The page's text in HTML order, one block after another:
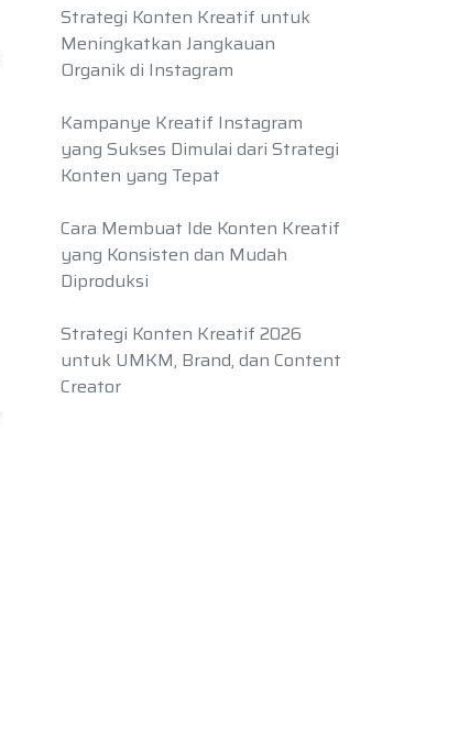
Strategi Konten Kreatif untuk
Meningkatkan Jangkauan
Organik di Instagram
Kampanye Kreatif Instagram
yang Sukses Dimulai dari Strategi
Konten yang Tepat
Cara Membuat Ide Konten Kreatif
yang Konsisten dan Mudah
Diproduksi
Strategi Konten Kreatif 2026
untuk UMKM, Brand, dan Content
Creator